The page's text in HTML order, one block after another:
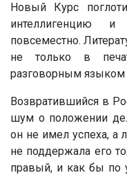
Новый Курс
интеллигенцию и
повсеместно.
не только в
разговорным языком
Возвратившийся в
шум о положении
он не имел успеха, а
не поддержала его
правый, и как бы по